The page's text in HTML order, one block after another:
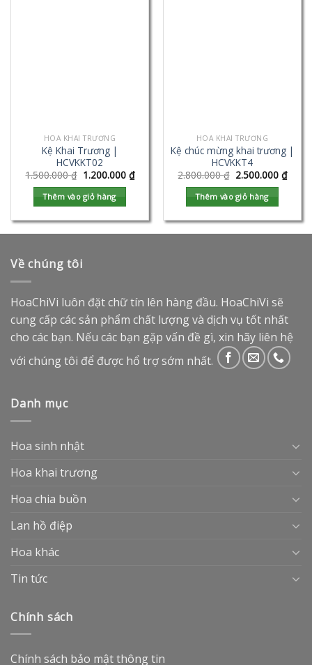
HOA KHAI TRƯƠNG
Kệ Khai Trương |
HCVKKT02
1.500.000₫ 1.200.000 ₫
Thêm vào giỏ hàng
HOA KHAI TRƯƠNG
Kệ chúc mừng khai trương |
HCVKKT4
2.800.000₫ 2.500.000 ₫
Thêm vào giỏ hàng
Về chúng tôi
HoaChiVi luôn đặt chữ tín lên hàng đầu. HoaChiVi sẽ
cung cấp các sản phẩm chất lượng và dịch vụ tốt nhất
cho các bạn. Nếu các bạn gặp vấn đề gì, xin hãy liên hệ
với chúng tôi để được hổ trợ sớm nhất.
Danh mục
Hoa sinh nhật
Hoa khai trương
Hoa chia buồn
Lan hồ điệp
Hoa khác
Tin tức
Chính sách
Chính sách bảo mật thông tin